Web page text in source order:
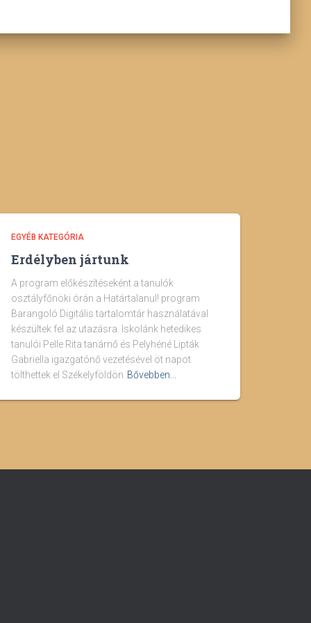
EGYÉB KATEGÓRIA
Erdélyben jártunk
A program előkészítéseként a tanulók
osztályfőnöki órán a Határtalanul! program
Barangoló Digitális tartalomtár használatával
készültek fel az utazásra. Iskolánk hetedikes
tanulói Pelle Rita tanárnő és Pelyhéné Lipták
Gabriella igazgatónő vezetésével öt napot
tölthettek el Székelyföldön Bővebben...